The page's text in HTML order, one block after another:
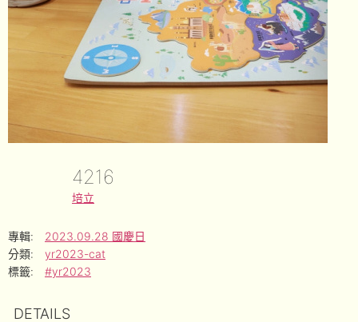
4216
培立
專輯:
2023.09.28 國慶日
分類:
yr2023-cat
標籤:
#yr2023
DETAILS